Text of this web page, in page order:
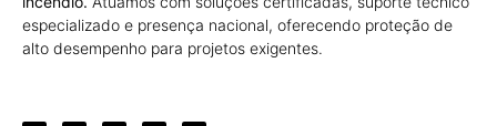
especializado e presença nacional, oferecendo proteção de
alto desempenho para projetos exigentes.